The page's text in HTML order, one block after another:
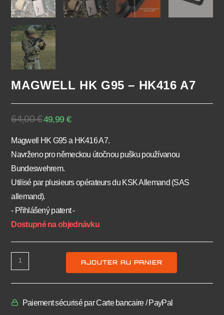
MAGWELL HK G95 – HK416 A7
64,00€49,99 €
Magwell HK G95 a HK416 A7.
Navrženo pro německou útočnou pušku používanou
Bundeswehrem.
Utilisé par plusieurs opérateurs du KSK Allemand (SAS
allemand).
- Přihlášený patent -
Dostupné na objednávku
AJOUTER AU PANIER
Paiement sécurisé par Carte bancaire / PayPal